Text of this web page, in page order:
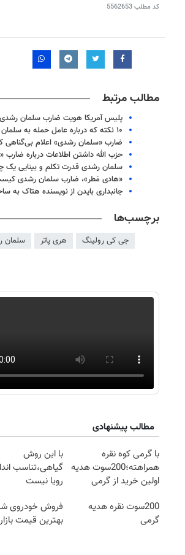
کد مطلب5562653
مطالب مرتبط
پلیس آمریکا هویت ضارب سلمان رشدی
۱۰ نکته که درباره عامل حمله به سلمان رشدی باید بدانیم
ضارب «سلمان رشدی» اعلام بی‌گناهی
حزب الله داشتن اطلاعات درباره ضارب
سلمان رشدی قدرت تکلم و بینایی یک
«هادی مَطر»، ضارب سلمان رشدی کیست؟/
جانبداری بایدن از نویسنده هتاک
برچسب‌ها
جی کی رولینگ هری پاتر سلمان
مطالب پیشنهادی
با گرمی کوه نقره
همراهته؛200سوت هدیه
اولین خرید از گرمی
با این روش
گیاهی،تناسب
رویا نیست
200سوت نقره هدیه
گرمی
فروش خودروی
بهترین قیمت
روزنامه‌های صبح پنج‌شنبه ۱۵ مرداد ۱۴۰۵